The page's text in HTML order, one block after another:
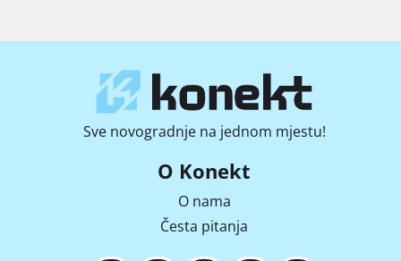
Sve novogradnje na jednom mjestu!
O Konekt
O nama
Česta pitanja